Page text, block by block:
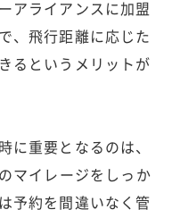
アライアンスに加盟
、飛行距離に応じた
るというメリットが
に重要となるのは、
マイレージをしっか
予約を間違いなく管